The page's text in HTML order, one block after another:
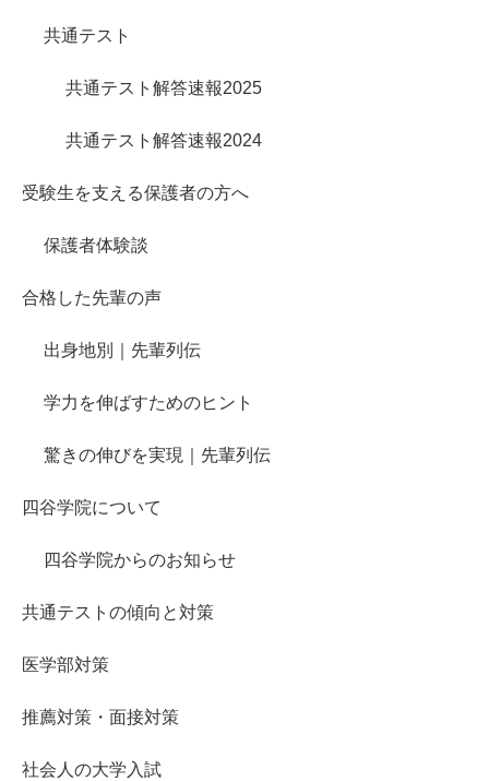
共通テスト
共通テスト解答速報2025
共通テスト解答速報2024
受験生を支える保護者の方へ
保護者体験談
合格した先輩の声
出身地別｜先輩列伝
学力を伸ばすためのヒント
驚きの伸びを実現｜先輩列伝
四谷学院について
四谷学院からのお知らせ
共通テストの傾向と対策
医学部対策
推薦対策・面接対策
社会人の大学入試